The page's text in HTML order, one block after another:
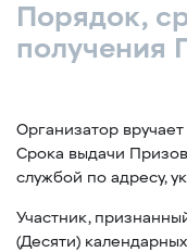
Порядок,
получения
Организатор
Срока выдачи
службой по адресу,
Участник,
(Десяти)